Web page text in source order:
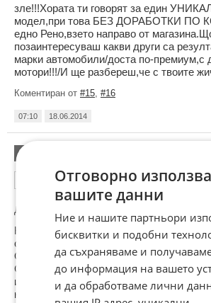
зле!!!Хората ти говорят за един
модел,при това БЕЗ ДОРАБОТКИ ПО
едно Рено,взето направо от
позаинтересуваш какви други са
марки автомобили/доста по-премиум,с
мотори!!!/И ще разбереш,че с твоите
Коментиран от #15, #16
07:10 18.06.2014
15
ОТГОВОР
До коментар
Казваш,че Рено-то няма
статия пише,че не баш така.Ето го и
От автомобила, който е оборудван с
Cup с блокировка на диференциала, е
излишно - стандартите седалки,
климатика, мултимедийната система и
Отговорно
вашите данни
Ние и нашите партньори
бисквитки и подобни
да съхраняваме и
до информация на вашето
и да обработваме лични